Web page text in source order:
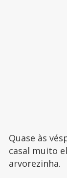
Quase às
casal muito
arvorezinha.